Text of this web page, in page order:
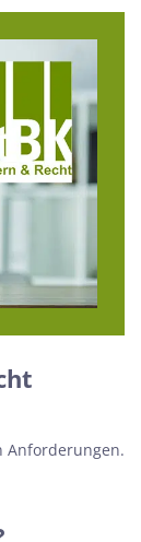
Anforderungen.